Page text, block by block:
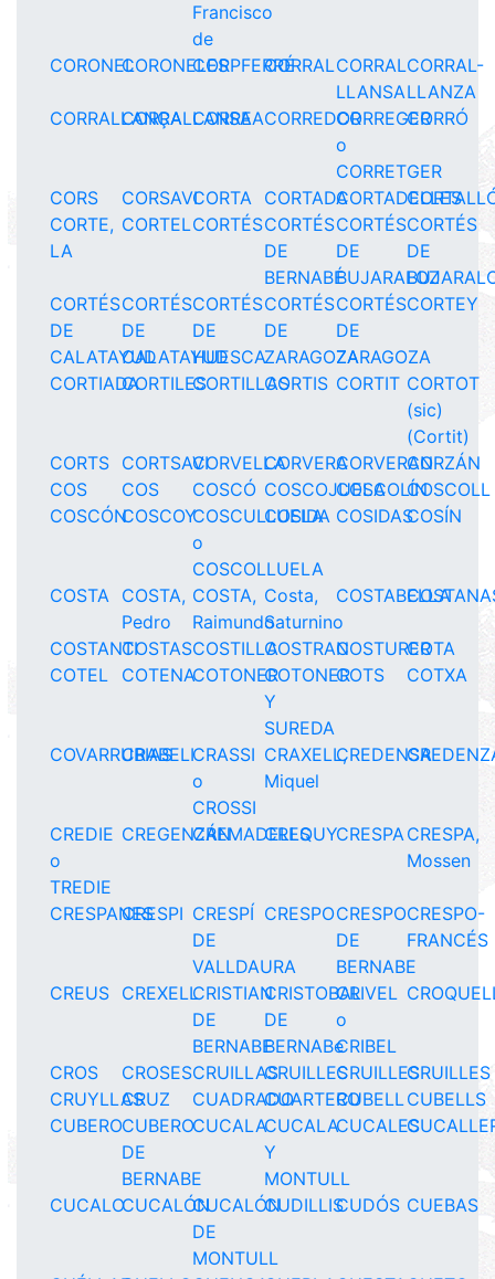
Francisco
de
CORONELCORONELESCORPFERRÉCORRALCORRAL
LLANSA
CORRAL-
LLANZA
CORRALLANÇACORRALLANSA
CORREACORREDORCORREGER
o
CORRETGER
CORRÓ
CORS CORSAVICORTA CORTADACORTADELLES
CORTE,
LA
CORTELCORTÉSCORTÉS
DE
BERNABÉ
CORTÉS
DE
BUJARALOZ
CORTÉS
DE
CORTÉS
DE
CALATAYUD
CORTÉS
DE
CALATAYUD
CORTÉS
DE
HUESCA
CORTÉS
DE
ZARAGOZA
CORTÉS
DE
ZARAGOZA
CORTEY
CORTIADACORTILESCORTILLASCORTIS CORTIT CORTOT
(sic)
(Cortit)
CORTS CORTSAVICORVELLACORVERACORVERANCORZÁN
COS
COS COSCÓ COSCOJUELA
COSCOLÍNCOSCOLL
COSCÓNCOSCOYCOSCULLUELA
o
COSCOLLUELA
COSIDA COSIDASCOSÍN
COSTA COSTA,
Pedro
COSTA,
Raimundo
Costa,
Saturnino
COSTABELLA
COSTANTICOSTASCOSTILLACOSTRANCOSTURERCOTA
COTEL
COTENACOTONERCOTONER
Y
SUREDA
COTS COTXA
COVARRUBIAS
CRABELICRASSI
o
CROSSI
CRAXELL,
Miquel
CREDENSA
CREDIE
o
TREDIE
CREGENZÁNCREMADELLS
CREQUYCRESPACRESPA,
Mossen
CRESPANESCRESPI CRESPÍ
DE
VALLDAURA
CRESPOCRESPO
DE
BERNABE
CRESPO-
FRANCÉS
CREUS CREXELLCRISTIAN
DE
BERNABE
CRISTOBAL
DE
BERNABe
CRIVEL
o
CRIBEL
CROS CROSESCRUILLASCRUILLESCRUILLESCRUILLES
CRUYLLASCRUZ CUADRADOCUARTEROCUBELLCUBELLS
CUBEROCUBERO
DE
BERNABE
CUCALACUCALA
Y
MONTULL
CUCALES
CUCALOCUCALÓNCUCALÓN
DE
MONTULL
CUDILLISCUDÓS CUEBAS